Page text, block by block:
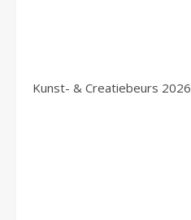
Kunst- & Creatiebeurs 2026